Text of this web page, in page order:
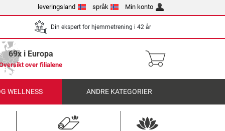
leveringsland språk Min konto
Din ekspert for hjemmetrening i 42 år
69x i Europa
over filialene
WELLNESS ANDRE KATEGORIER